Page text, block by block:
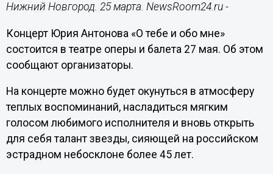
Нижний Новгород. 25 марта. NewsRoom24.ru -
Концерт Юрия Антонова «О тебе и обо мне»
состоится в театре оперы и балета 27 мая. Об этом
сообщают организаторы.
На концерте можно будет окунуться в атмосферу
теплых воспоминаний, насладиться мягким
голосом любимого исполнителя и вновь открыть
для себя талант звезды, сияющей на российском
эстрадном небосклоне более 45 лет.